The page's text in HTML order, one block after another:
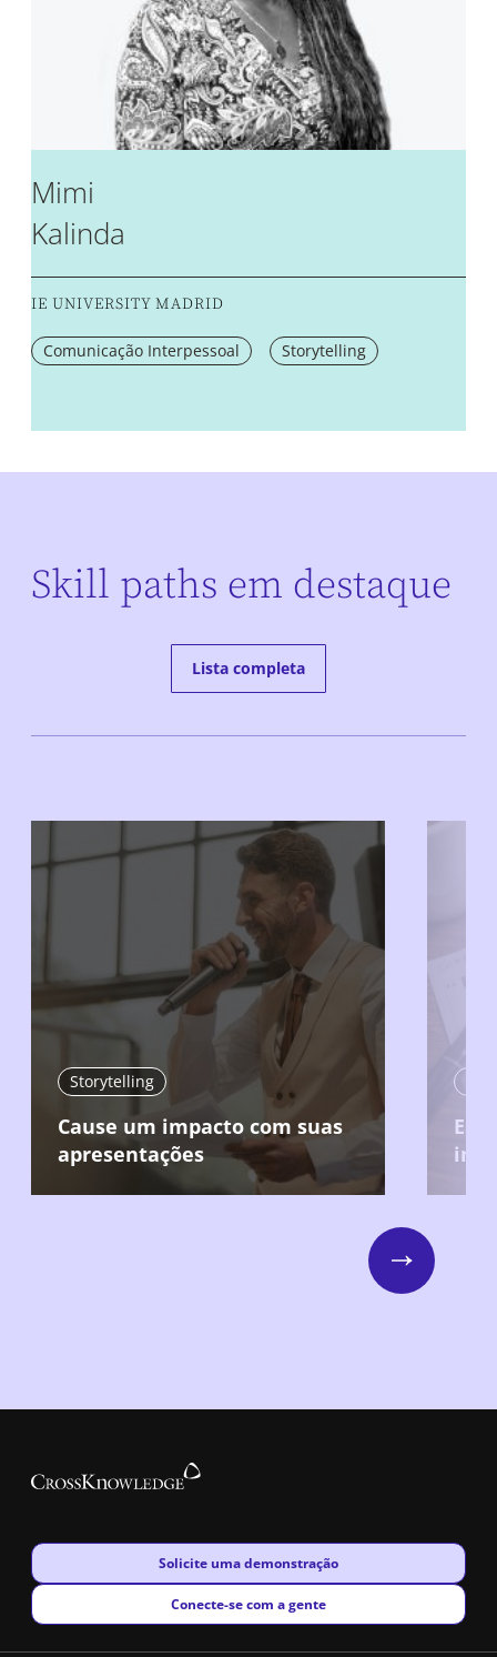
Mimi
Kalinda
IE UNIVERSITY MADRID
Comunicação Interpessoal Storytelling
Skill paths em destaque
Lista completa
Storytelling
Cause um impacto com suas
apresentações
Next
New window
Solicite uma demonstração
New window
Conecte-se com a gente